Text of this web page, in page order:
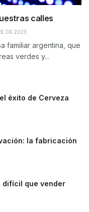
calles
DE 2023
familiar argentina, que
verdes y...
éxito de Cerveza
la fabricación
difícil que vender